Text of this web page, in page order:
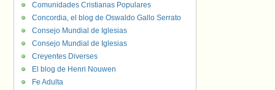
Comunidades Cristianas Populares
Concordia, el blog de Oswaldo Gallo Serrato
Consejo Mundial de Iglesias
Consejo Mundial de Iglesias
Creyentes Diverses
El blog de Henri Nouwen
Fe Adulta